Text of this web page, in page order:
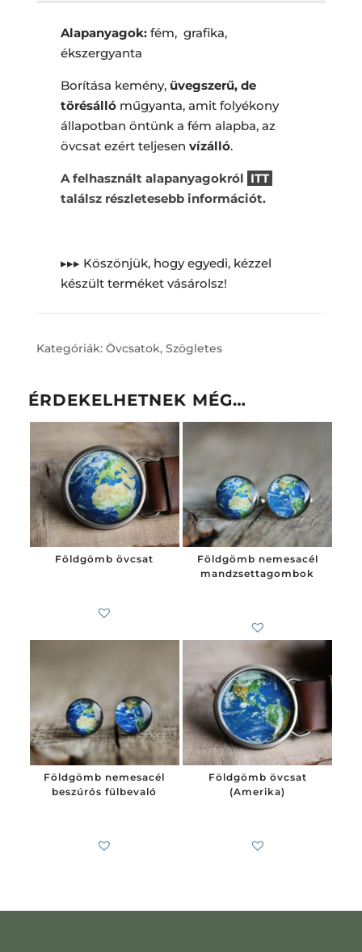
Alapanyagok:fém, grafika,
ékszergyanta
Borítása kemény, üvegszerű, de
törésállóműgyanta, amit folyékony
állapotban öntünk a fém alapba, az
övcsat ezért teljesen vízálló.
A felhasznált alapanyagokról ITT
találsz részletesebb információt.
▸▸▸ Köszönjük, hogy egyedi, kézzel
készült terméket vásárolsz!
Kategóriák: Övcsatok, Szögletes
ÉRDEKELHETNEK MÉG…
Földgömb övcsat
Földgömb nemesacél
mandzsettagombok
Földgömb nemesacél
beszúrós fülbevaló
Földgömb övcsat
(Amerika)